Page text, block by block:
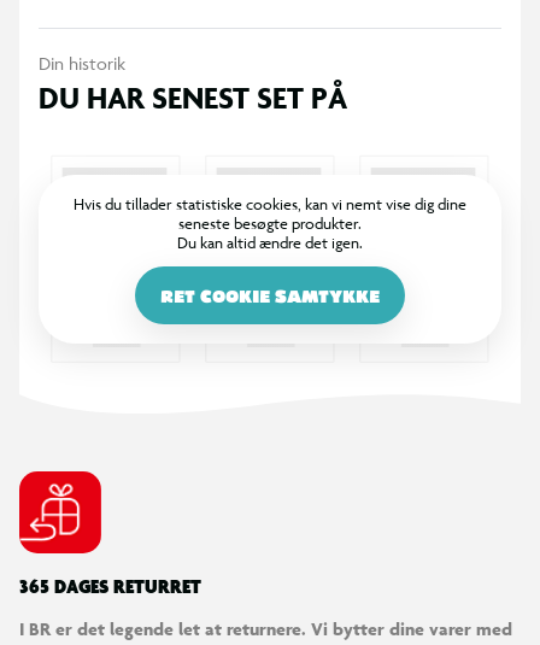
Afrundede kanter for ekstra sikkerhed
Velegnet til højre- og venstrehåndede
Længde: ca. 10 cm
Din historik
DU HAR SENEST SET PÅ
Hvis du tillader statistiske cookies, kan vi nemt vise dig dine
seneste besøgte produkter.
Du kan altid ændre det igen.
RET COOKIE SAMTYKKE
365 DAGES RETURRET
I BR er det legende let at returnere. Vi bytter dine varer med